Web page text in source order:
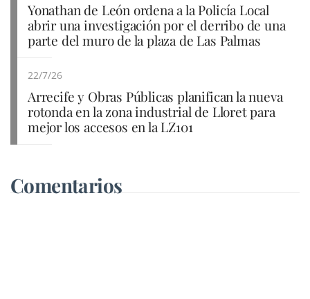
Yonathan de León ordena a la Policía Local
abrir una investigación por el derribo de una
parte del muro de la plaza de Las Palmas
22/7/26
Arrecife y Obras Públicas planifican la nueva
rotonda en la zona industrial de Lloret para
mejor los accesos en la LZ101
Comentarios